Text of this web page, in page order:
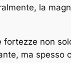
la
fortezze non
ma spesso